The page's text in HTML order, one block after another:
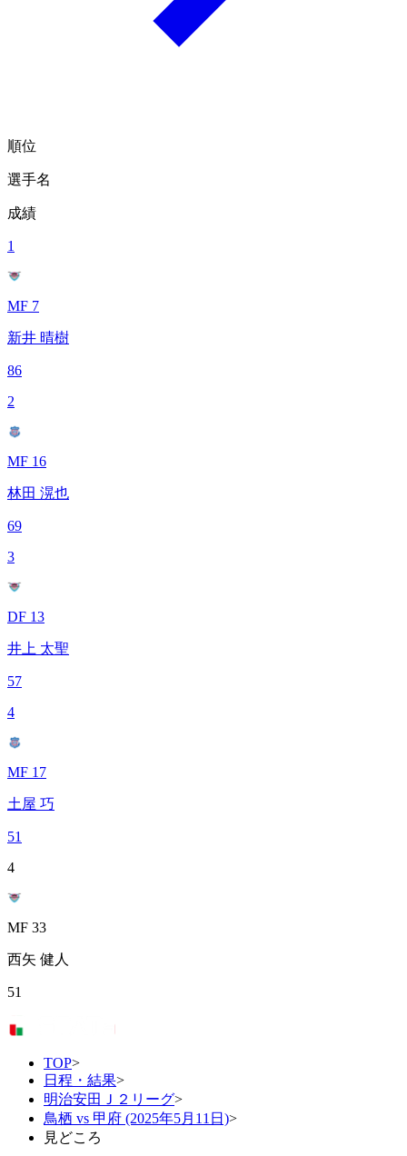
順位
選手名
成績
1
MF 7
新井 晴樹
86
2
MF 16
林田 滉也
69
3
DF 13
井上 太聖
57
4
MF 17
土屋 巧
51
4
MF 33
西矢 健人
51
TOP>
日程・結果>
明治安田Ｊ２リーグ>
鳥栖 vs 甲府 (2025年5月11日)>
見どころ